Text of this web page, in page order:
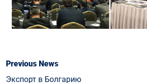
Previous News
Экспорт в Болгарию